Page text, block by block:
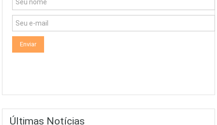
Últimas Notícias